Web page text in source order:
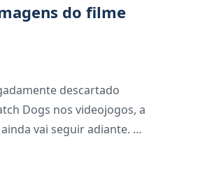
do filme
descartado
Dogs nos videojogos, a
vai seguir adiante. As
pela Ubisoft nas r